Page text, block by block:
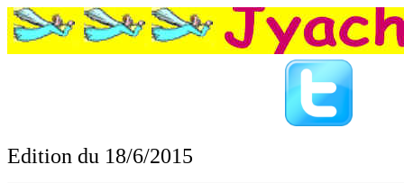
Edition du 18/6/2015